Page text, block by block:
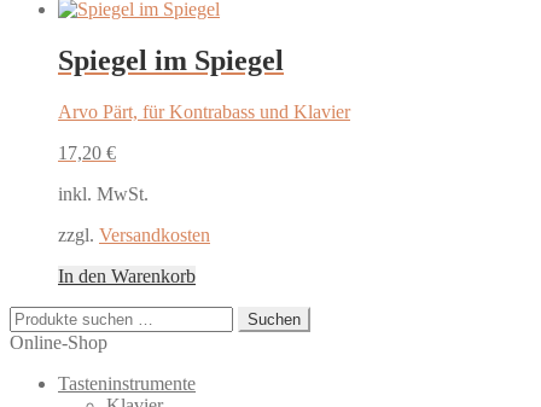
Spiegel im Spiegel
Arvo Pärt, für Kontrabass und Klavier
17,20 €
inkl. MwSt.
zzgl. Versandkosten
In den Warenkorb
Suchen
nach:
Suchen
Online-Shop
Tasteninstrumente